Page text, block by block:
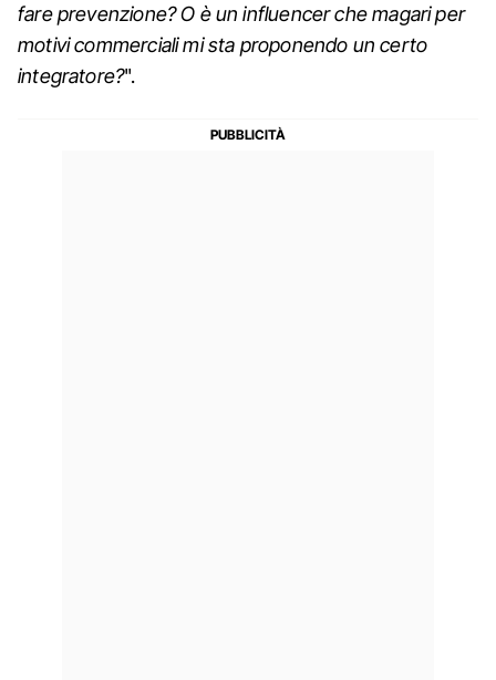
fare prevenzione? O è un influencer che magari per
motivi commerciali mi sta proponendo un certo
integratore?".